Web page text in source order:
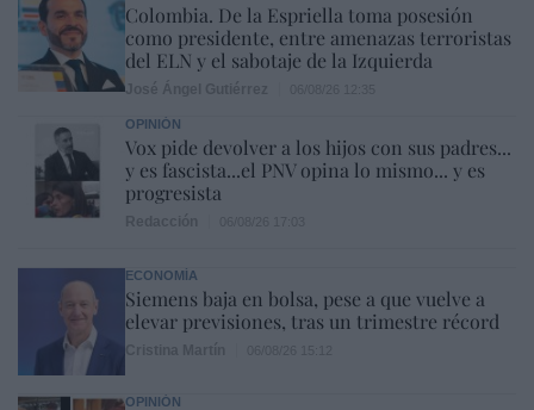
Colombia. De la Espriella toma posesión
como presidente, entre amenazas terroristas
del ELN y el sabotaje de la Izquierda
OPINIÓN
Vox pide devolver a los hijos con sus padres...
y es fascista...el PNV opina lo mismo... y es
progresista
ECONOMÍA
Siemens baja en bolsa, pese a que vuelve a
elevar previsiones, tras un trimestre récord
OPINIÓN